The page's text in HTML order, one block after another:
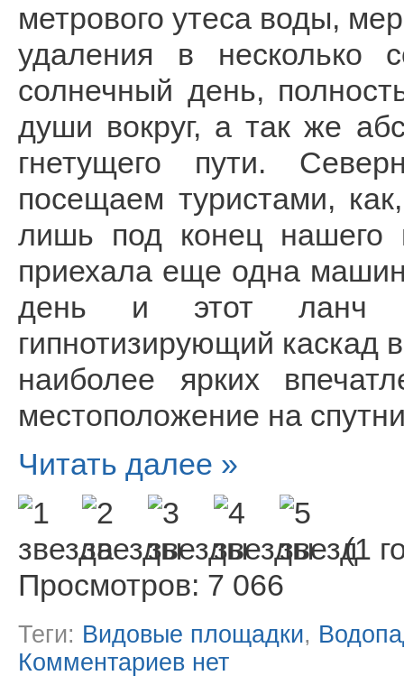
метрового утеса воды,
удаления в
солнечный день,
души вокруг, а так же
гнетущего пути.
посещаем туристами,
лишь под конец нашего
приехала еще одна
день и этот ланч
гипнотизирующий каскад
наиболее ярких
местоположение на
Читать далее »
(1
Просмотров: 7 066
Теги: Видовые площадки,
Комментариев нет